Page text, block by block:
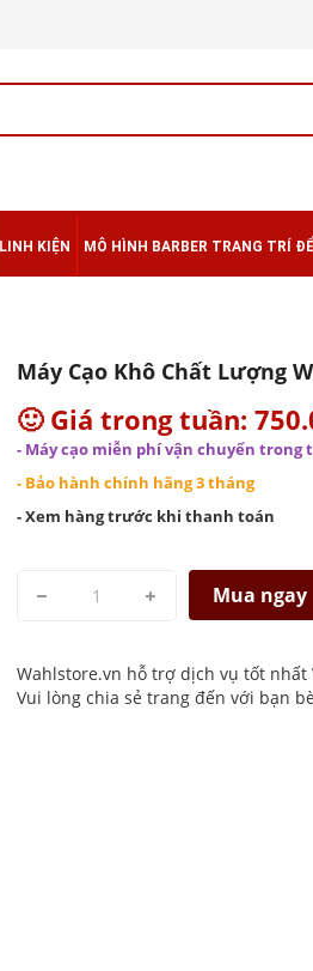
LINH KIỆN MÔ HÌNH BARBER TRANG TRÍ
Máy Cạo Khô Chất Lượng
🙂 Giá trong tuần:
- Máy cạo miễn phí vận chuyển trong
- Bảo hành chính hãng 3 tháng
- Xem hàng trước khi thanh toán
Mua ngay
Wahlstore.vn hỗ trợ dịch vụ tốt nhất
Vui lòng chia sẻ trang đến với bạn